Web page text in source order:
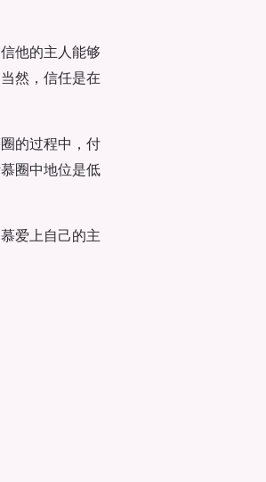
他的主人能够
然，信任是在
的过程中，付
圈中地位是低
爱上自己的主